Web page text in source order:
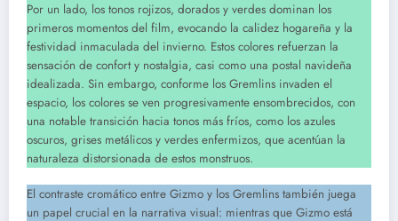
Por un lado, los tonos rojizos, dorados y verdes dominan los
primeros momentos del film, evocando la calidez hogareña y la
festividad inmaculada del invierno. Estos colores refuerzan la
sensación de confort y nostalgia, casi como una postal navideña
idealizada. Sin embargo, conforme los Gremlins invaden el
espacio, los colores se ven progresivamente ensombrecidos, con
una notable transición hacia tonos más fríos, como los azules
oscuros, grises metálicos y verdes enfermizos, que acentúan la
naturaleza distorsionada de estos monstruos.
El contraste cromático entre Gizmo y los Gremlins también juega
un papel crucial en la narrativa visual: mientras que Gizmo está